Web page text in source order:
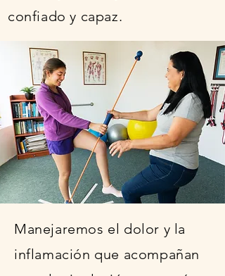
confiado y capaz.
Manejaremos el dolor y la
inflamación que acompañan